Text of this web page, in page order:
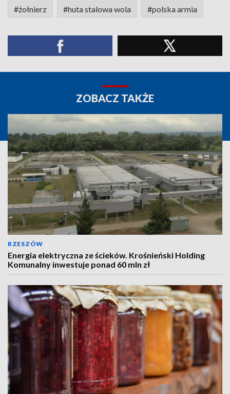
#żołnierz #huta stalowa wola #polska armia
ZOBACZ TAKŻE
RZESZÓW
Energia elektryczna ze ścieków. Krośnieński Holding
Komunalny inwestuje ponad 60 mln zł